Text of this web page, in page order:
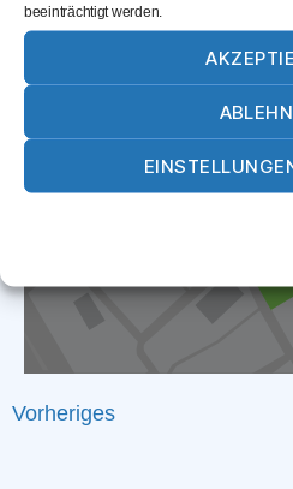
beeinträchtigt werden.
Karte
Vorheriges